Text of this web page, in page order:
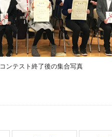
コンテスト終了後の集合写真